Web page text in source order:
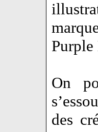
Purple
On
des